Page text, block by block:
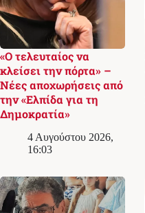
«Ο τελευταίος να
κλείσει την πόρτα» –
Νέες αποχωρήσεις από
την «Ελπίδα για τη
Δημοκρατία»
4 Αυγούστου 2026,
16:03